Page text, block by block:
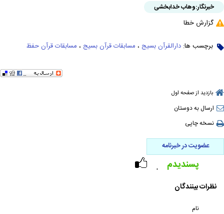
خبرنگار:وهاب خدابخشی
گزارش خطا
برچسب ها: دارالقرآن بسیج ، مسابقات قرآن بسیج ، مسابقات قرآن حفظ
بازدید از صفحه اول
ارسال به دوستان
نسخه چاپی
عضویت در خبرنامه
۰ پسندیدم
نظرات بینندگان
نام